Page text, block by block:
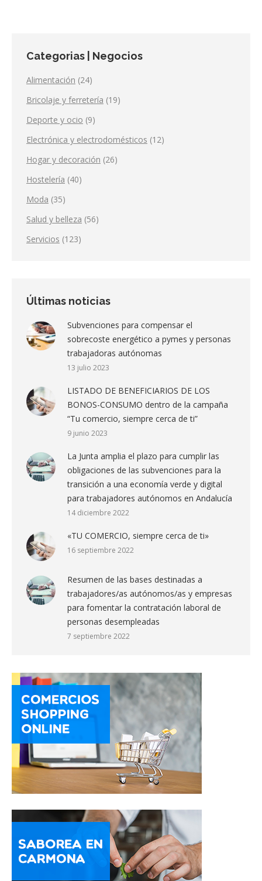
Categorias | Negocios
Alimentación (24)
Bricolaje y ferretería (19)
Deporte y ocio (9)
Electrónica y electrodomésticos (12)
Hogar y decoración (26)
Hostelería (40)
Moda (35)
Salud y belleza (56)
Servicios (123)
Últimas noticias
Subvenciones para compensar el
sobrecoste energético a pymes y personas
trabajadoras autónomas
13 julio 2023
LISTADO DE BENEFICIARIOS DE LOS
BONOS-CONSUMO dentro de la campaña
“Tu comercio, siempre cerca de ti”
9 junio 2023
La Junta amplia el plazo para cumplir las
obligaciones de las subvenciones para la
transición a una economía verde y digital
para trabajadores autónomos en Andalucía
14 diciembre 2022
«TU COMERCIO, siempre cerca de ti»
16 septiembre 2022
Resumen de las bases destinadas a
trabajadores/as autónomos/as y empresas
para fomentar la contratación laboral de
personas desempleadas
7 septiembre 2022